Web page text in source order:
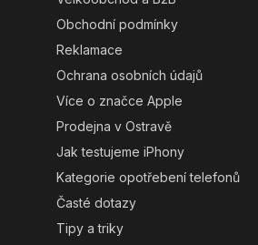
Obchodní podmínky
Reklamace
Ochrana osobních údajů
Více o značce Apple
Prodejna v Ostravě
Jak testujeme iPhony
Kategorie opotřebení telefonů
Časté dotazy
Tipy a triky